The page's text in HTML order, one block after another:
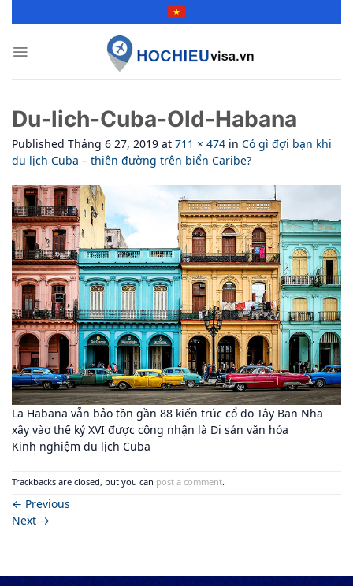
Du-lich-Cuba-Old-Habana
Published Tháng 6 27, 2019 at 711 × 474 in Có gì đợi bạn khi
du lịch Cuba – thiên đường trên biển Caribe?
La Habana vẫn bảo tồn gần 88 kiến trúc cổ do Tây Ban Nha
xây vào thế kỷ XVI được công nhận là Di sản văn hóa
Kinh nghiệm du lịch Cuba
Trackbacks are closed, but you can post a comment.
← Previous
Next →